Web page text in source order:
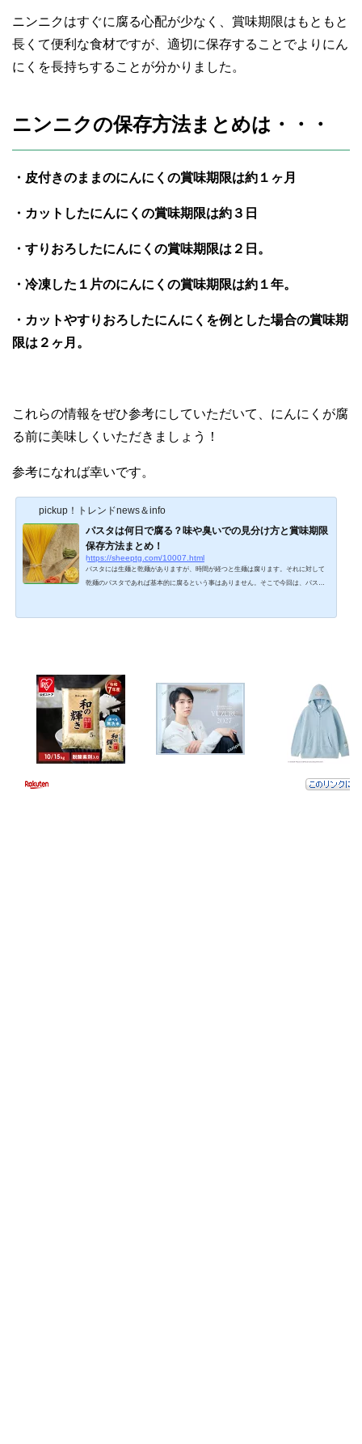
ニンニクはすぐに腐る心配が少なく、賞味期限はもともと
長くて便利な食材ですが、適切に保存することでよりにん
にくを長持ちすることが分かりました。
ニンニクの保存方法まとめは・・・
・皮付きのままのにんにくの賞味期限は約１ヶ月
・カットしたにんにくの賞味期限は約３日
・すりおろしたにんにくの賞味期限は２日。
・冷凍した１片のにんにくの賞味期限は約１年。
・カットやすりおろしたにんにくを例とした場合の賞味期
限は２ヶ月。
これらの情報をぜひ参考にしていただいて、にんにくが腐
る前に美味しくいただきましょう！
参考になれば幸いです。
pickup！トレンドnews＆info
パスタは何日で腐る？味や臭いでの見分け方と賞味期限
保存方法まとめ！
https://sheeptg.com/10007.html
パスタには生麺と乾麺がありますが、時間が経つと生麺は腐ります。それに対して
乾麺のパスタであれば基本的に腐るという事はありません。そこで今回は、パスタ